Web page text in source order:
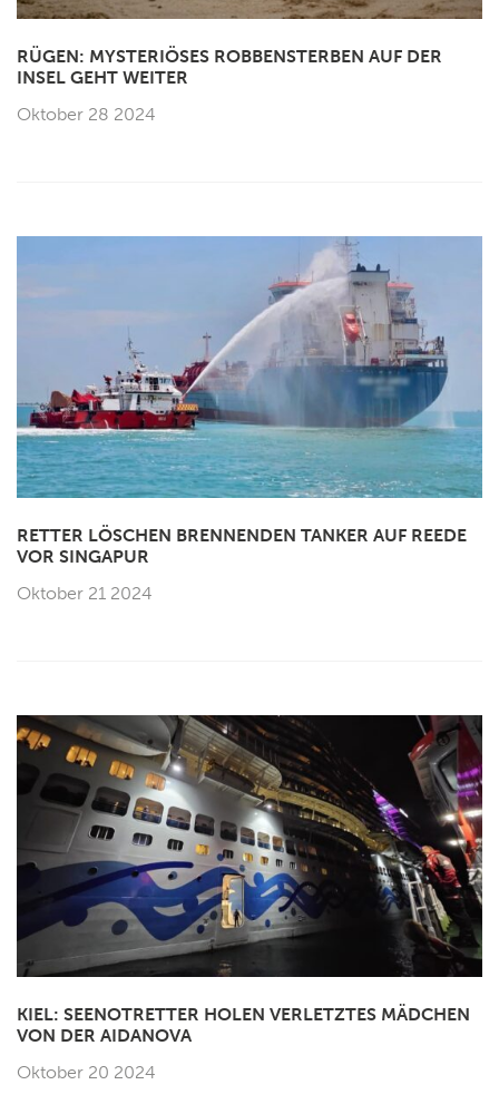
RÜGEN: MYSTERIÖSES ROBBENSTERBEN AUF DER
INSEL GEHT WEITER
Oktober 28 2024
RETTER LÖSCHEN BRENNENDEN TANKER AUF REEDE
VOR SINGAPUR
Oktober 21 2024
KIEL: SEENOTRETTER HOLEN VERLETZTES MÄDCHEN
VON DER AIDANOVA
Oktober 20 2024